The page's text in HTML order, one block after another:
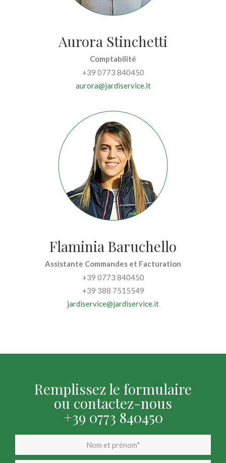
Aurora Stinchetti
Comptabilité
+39 0773 840450
aurora@jardiservice.it
Flaminia Baruchello
Assistante Commandes et Facturation
+39 0773 840450
+39 388 7515549
jardiservice@jardiservice.it
Remplissez le formulaire
ou contactez-nous
+39 0773 840450